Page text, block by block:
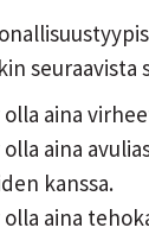
seuraavista
aina
aina
kanssa.
aina